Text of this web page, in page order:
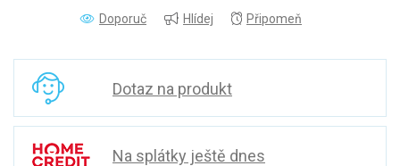
Doporuč
Hlídej Připomeň
Dotaz na produkt
Na splátky ještě dnes